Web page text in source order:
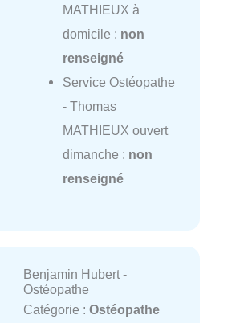
MATHIEUX à
domicile : non
renseigné
Service Ostéopathe
- Thomas
MATHIEUX ouvert
dimanche : non
renseigné
Benjamin Hubert -
Ostéopathe
Catégorie : Ostéopathe